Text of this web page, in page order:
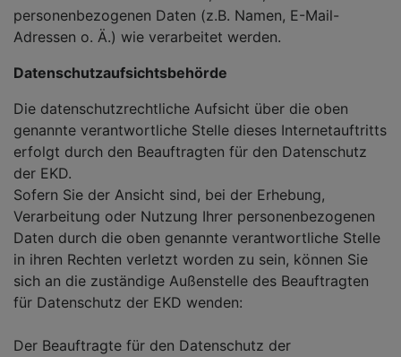
personenbezogenen Daten (z.B. Namen, E-Mail-
Adressen o. Ä.) wie verarbeitet werden.
Datenschutzaufsichtsbehörde
Die datenschutzrechtliche Aufsicht über die oben
genannte verantwortliche Stelle dieses Internetauftritts
erfolgt durch den Beauftragten für den Datenschutz
der EKD.
Sofern Sie der Ansicht sind, bei der Erhebung,
Verarbeitung oder Nutzung Ihrer personenbezogenen
Daten durch die oben genannte verantwortliche Stelle
in ihren Rechten verletzt worden zu sein, können Sie
sich an die zuständige Außenstelle des Beauftragten
für Datenschutz der EKD wenden:
Der Beauftragte für den Datenschutz der